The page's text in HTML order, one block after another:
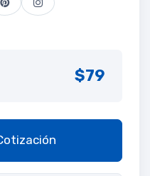
$79